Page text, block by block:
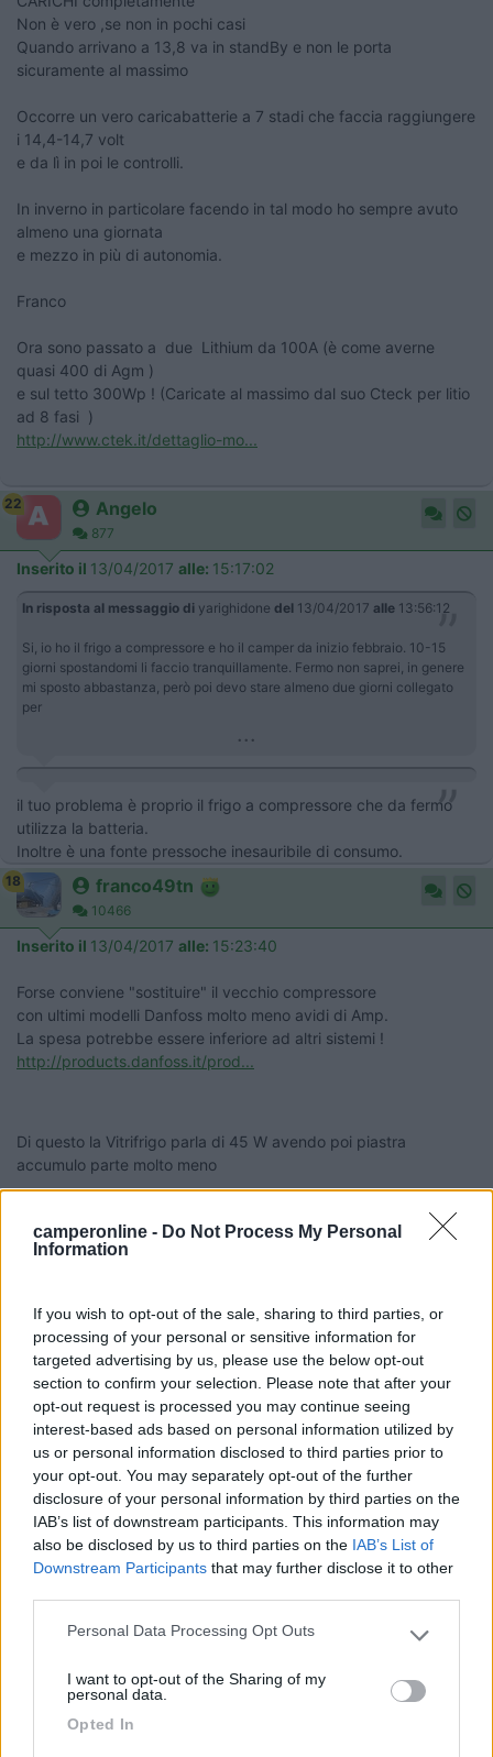
camperonline - Do Not Process My Personal
Information
If you wish to opt-out of the sale, sharing to third parties, or
processing of your personal or sensitive information for
targeted advertising by us, please use the below opt-out
section to confirm your selection. Please note that after your
opt-out request is processed you may continue seeing
interest-based ads based on personal information utilized by
us or personal information disclosed to third parties prior to
your opt-out. You may separately opt-out of the further
disclosure of your personal information by third parties on the
IAB’s list of downstream participants. This information may
also be disclosed by us to third parties on the IAB’s List of
Downstream Participants that may further disclose it to other
Please note that this website/app uses one or more Google
not limited to your visit or usage behaviour. You may click to
grant or deny consent to Google and its third-party tags to
use your data for below specified purposes in below Google
Personal Data Processing Opt Outs
I want to opt-out of the Sharing of my
personal data.
Opted In
Non è vero ,se non in pochi casi
Quando arrivano a 13,8 va in standBy e non le porta
sicuramente al massimo
Occorre un vero caricabatterie a 7 stadi che faccia raggiungere
i 14,4-14,7 volt
e da lì in poi le controlli.
In inverno in particolare facendo in tal modo ho sempre avuto
almeno una giornata
e mezzo in più di autonomia.
Franco
Ora sono passato a due Lithium da 100A (è come averne
quasi 400 di Agm )
e sul tetto 300Wp ! (Caricate al massimo dal suo Cteck per litio
ad 8 fasi )
http://www.ctek.it/dettaglio-mo...
22 Angelo
877
Inserito il 13/04/2017 alle: 15:17:02
In risposta al messaggio di yarighidone del 13/04/2017 alle 13:56:12
Si, io ho il frigo a compressore e ho il camper da inizio febbraio. 10-15
giorni spostandomi li faccio tranquillamente. Fermo non saprei, in genere
mi sposto abbastanza, però poi devo stare almeno due giorni collegato
per
...
il tuo problema è proprio il frigo a compressore che da fermo
utilizza la batteria.
Inoltre è una fonte pressoche inesauribile di consumo.
18 franco49tn
10466
Inserito il 13/04/2017 alle: 15:23:40
Forse conviene "sostituire" il vecchio compressore
con ultimi modelli Danfoss molto meno avidi di Amp.
La spesa potrebbe essere inferiore ad altri sistemi !
http://products.danfoss.it/prod...
Di questo la Vitrifrigo parla di 45 W avendo poi piastra
accumulo parte molto meno
yarighidone
324
Inserito il13/04/2017 alle:15:42:24
In risposta al messaggio difranco49tndel13/04/2017alle15:13:07
L'errore è credere che il caricab/alimentatore del camper le CARICHI
completamente Non è vero ,se non in pochi casi Quando arrivano a 13,8
va in standBy e non le porta sicuramente al massimo Occorre un vero
caricabatterie
...
Grazie per le risposte. Non capisco se quello che dici te è un
cose diverse...
Hai messo su 3 pannelli da 100w?